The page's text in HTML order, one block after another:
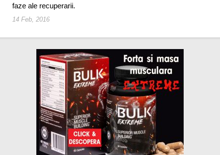
faze ale recuperarii.
14 Feb, 2016